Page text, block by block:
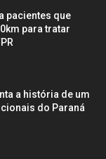
pacientes que
para tratar
a história de um
do Paraná